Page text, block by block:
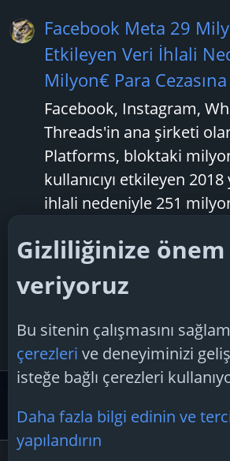
Facebook Meta 29
Etkileyen Veri İhlali
Milyon€ Para Cezasına
Facebook, Instagram,
Threads'in ana şirketi
Platforms, bloktaki
kullanıcıyı etkileyen 2018
ihlali nedeniyle 251
çarptırıldı. Bu, şirketin
yasalarını ihlal etmesi
F.T.H Konu 18 Aralık 2024
para
cezası
Haberleri
Etiketler
Gizliliğinize önem
veriyoruz
Bu sitenin çalışmasını
çerezleri ve deneyiminizi
isteğe bağlı çerezleri
Daha fazla bilgi edinin ve
yapılandırın